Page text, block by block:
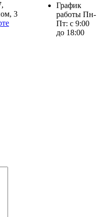
3
График
работы Пн-
Пт: с 9:00
до 18:00